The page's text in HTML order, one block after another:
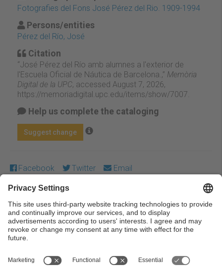
Fotografies del Fons José Pérez del Rio. 1909-1994
Persons/entities
Pérez del Río, José
Citation
“José Pérez del Río amb alumnes a l'exterior de
l'Escuela Oficial de Náutica de Barcelona.,” Memòria
Digital de la UPC, accessed August 7, 2026,
https://memoriadigital.upc.edu/items/show/7007
Help us complete the cataloging
Suggest change
Facebook Twitter Email
Except where otherwise noted, content on this work is
licensed under a Creative Commons license:Attribution-
NonCommercial-NoDerivs 3.0 Spain